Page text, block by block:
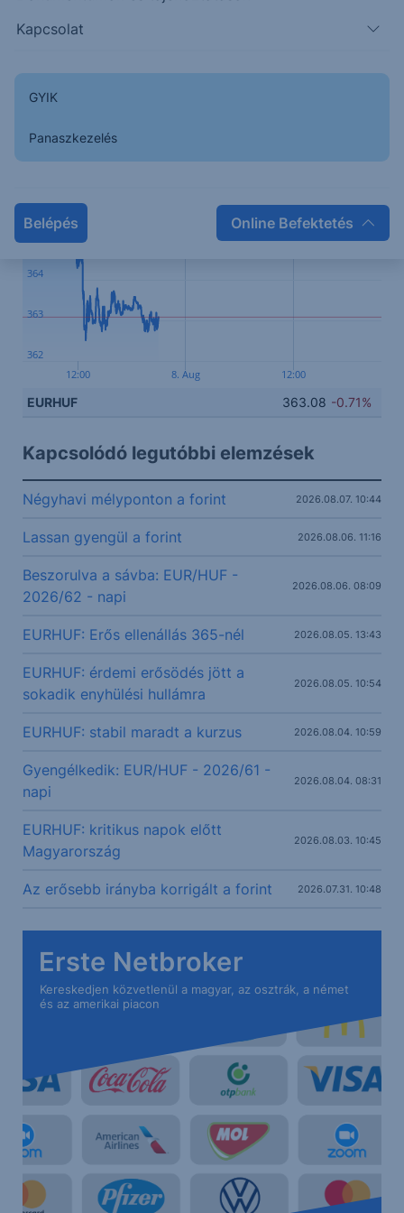
Kapcsolat
GYIK
Panaszkezelés
Belépés Online Befektetés
kiárazódása nyújthat támaszt a hazai devizának.
Kapcsolódó termék
12:00 8. Aug 12:00
362
363
364
365
EURHUF 363.08 -0.71%
Kapcsolódó legutóbbi elemzések
Négyhavi mélyponton a forint 2026.08.07. 10:44
Lassan gyengül a forint 2026.08.06. 11:16
Beszorulva a sávba: EUR/HUF -
2026/62 - napi
2026.08.06. 08:09
EURHUF: Erős ellenállás 365-nél 2026.08.05. 13:43
EURHUF: érdemi erősödés jött a
sokadik enyhülési hullámra
2026.08.05. 10:54
EURHUF: stabil maradt a kurzus 2026.08.04. 10:59
Gyengélkedik: EUR/HUF - 2026/61 -
napi
2026.08.04. 08:31
EURHUF: kritikus napok előtt
Magyarország
2026.08.03. 10:45
Az erősebb irányba korrigált a forint 2026.07.31. 10:48
Erste Netbroker
Kereskedjen közvetlenül a magyar, az osztrák, a német
és az amerikai piacon